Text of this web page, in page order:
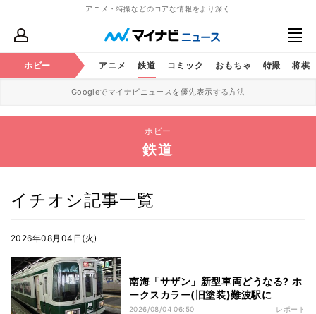
アニメ・特撮などのコアな情報をより深く
ホビー アニメ 鉄道 コミック おもちゃ 特撮 将棋
Googleでマイナビニュースを優先表示する方法
ホビー
鉄道
イチオシ記事一覧
2026年08月04日(火)
南海「サザン」新型車両どうなる? ホ
ークスカラー(旧塗装)難波駅に
2026/08/04 06:50 レポート